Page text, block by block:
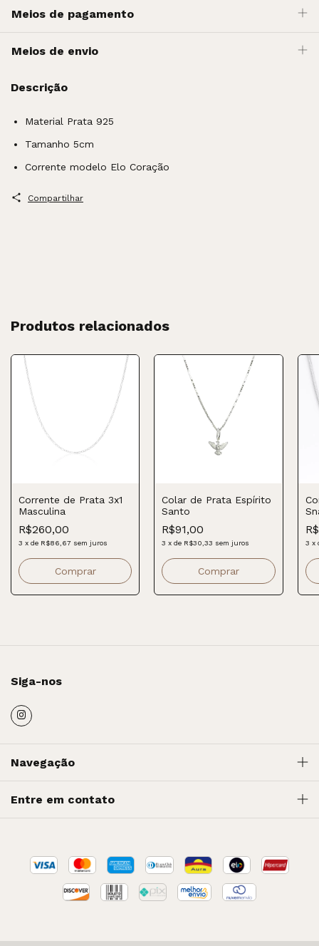
Meios de pagamento
Meios de envio
Descrição
Material Prata 925
Tamanho 5cm
Corrente modelo Elo Coração
Compartilhar
Produtos relacionados
Corrente de Prata 3x1
Masculina
R$260,00
3 x de R$86,67 sem juros
Colar de Prata Espírito
Santo
R$91,00
3 xde R$30,33 sem juros 3 x
Siga-nos
Navegação
Entre em contato